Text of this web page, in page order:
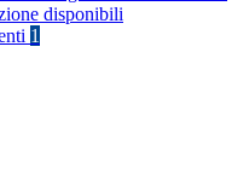
disponibili
1